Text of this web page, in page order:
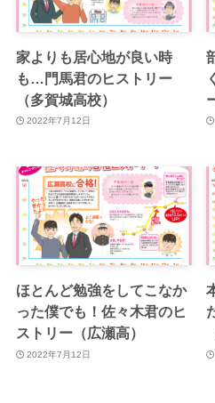
家よりも居心地が良い時
も…門馬君のヒストリー
（多賀城高校）
2022年7月12日
ほとんど勉強をしてこなか
った僕でも！佐々木君のヒ
ストリー（広瀬高）
2022年7月12日